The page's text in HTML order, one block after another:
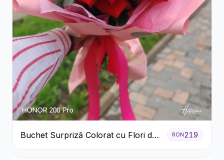
Buchet Surpriză Colorat cu Flori de
Sezon
RON 219